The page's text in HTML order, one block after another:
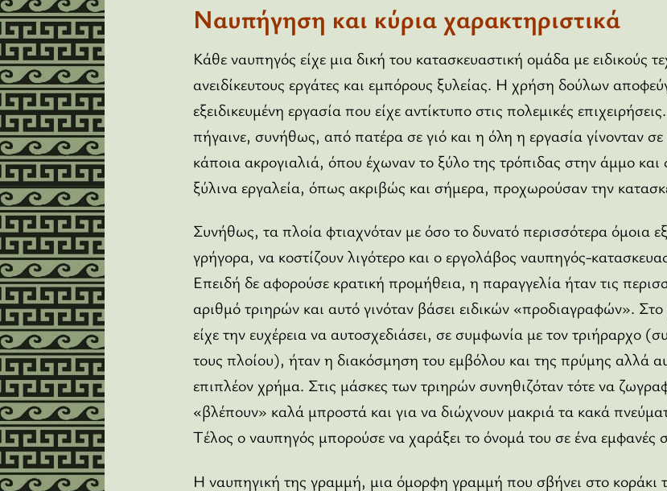
Ναυπήγηση και κύρια χαρακτηριστικά
Κάθε ναυπηγός είχε μια δική του κατασκευαστική ομάδα με ειδικούς
ανειδίκευτους εργάτες και εμπόρους ξυλείας. Η χρήση δούλων
εξειδικευμένη εργασία που είχε αντίκτυπο στις πολεμικές
πήγαινε, συνήθως, από πατέρα σε γιό και η όλη η εργασία γίνονταν
κάποια ακρογιαλιά, όπου έχωναν το ξύλο της τρόπιδας στην άμμο και
ξύλινα εργαλεία, όπως ακριβώς και σήμερα, προχωρούσαν την
Συνήθως, τα πλοία φτιαχνόταν με όσο το δυνατό περισσότερα όμοια
γρήγορα, να κοστίζουν λιγότερο και ο εργολάβος ναυπηγός-
Επειδή δε αφορούσε κρατική προμήθεια, η παραγγελία ήταν τις
αριθμό τριηρών και αυτό γινόταν βάσει ειδικών «προδιαγραφών».
είχε την ευχέρεια να αυτοσχεδιάσει, σε συμφωνία με τον τριήραρχο
τους πλοίου), ήταν η διακόσμηση του εμβόλου και της πρύμης αλλά
επιπλέον χρήμα. Στις μάσκες των τριηρών συνηθιζόταν τότε να
«βλέπουν» καλά μπροστά και για να διώχνουν μακριά τα κακά
Τέλος ο ναυπηγός μπορούσε να χαράξει το όνομά του σε ένα εμφανές
Η ναυπηγική της γραμμή, μια όμορφη γραμμή που σβήνει στο κοράκι